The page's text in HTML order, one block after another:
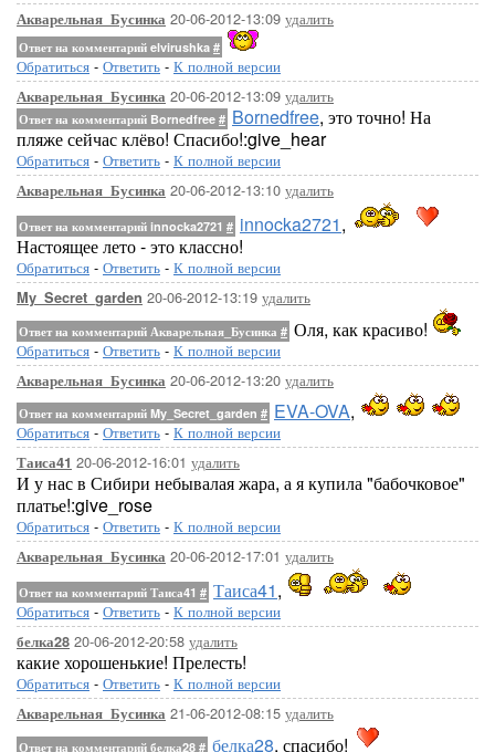
Акварельная_Бусинка 20-06-2012-13:09 удалить
Ответ на комментарий elvirushka #
Обратиться - Ответить - К полной версии
Акварельная_Бусинка 20-06-2012-13:09 удалить
Ответ на комментарий Bornedfree # Bornedfree, это точно! На
пляже сейчас клёво! Спасибо!:give_hear
Обратиться - Ответить - К полной версии
Акварельная_Бусинка 20-06-2012-13:10 удалить
Ответ на комментарий innocka2721 # innocka2721,
Настоящее лето - это классно!
Обратиться - Ответить - К полной версии
My_Secret_garden 20-06-2012-13:19 удалить
Ответ на комментарий Акварельная_Бусинка # Оля, как красиво!
Обратиться - Ответить - К полной версии
Акварельная_Бусинка 20-06-2012-13:20 удалить
Ответ на комментарий My_Secret_garden # EVA-OVA,
Обратиться - Ответить - К полной версии
Таиса41 20-06-2012-16:01 удалить
И у нас в Сибири небывалая жара, а я купила "бабочковое"
платье!:give_rose
Обратиться - Ответить - К полной версии
Акварельная_Бусинка 20-06-2012-17:01 удалить
Ответ на комментарий Таиса41 # Таиса41,
Обратиться - Ответить - К полной версии
белка28 20-06-2012-20:58 удалить
какие хорошенькие! Прелесть!
Обратиться - Ответить - К полной версии
Акварельная_Бусинка 21-06-2012-08:15 удалить
Ответ на комментарий белка28 # белка28, спасибо!